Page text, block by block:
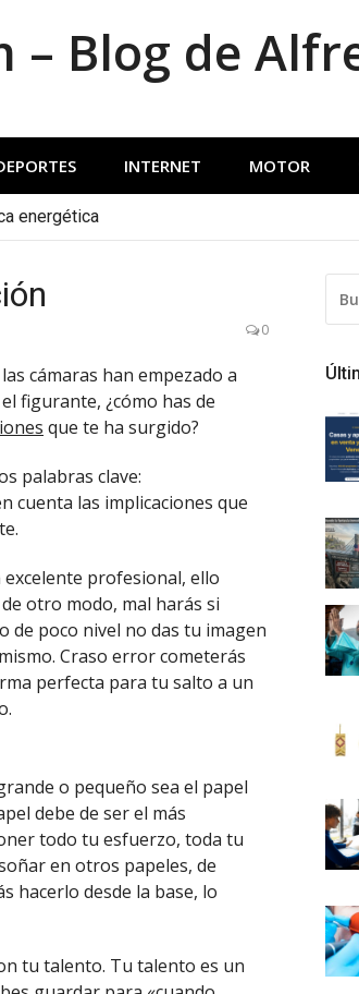
Blog de
INTERNET MOTOR
energética
0
cámaras han empezado a
figurante, ¿cómo has de
que te ha surgido?
palabras clave:
cuenta las implicaciones que
profesional, ello
otro modo, mal harás si
de poco nivel no das tu imagen
Craso error cometerás
perfecta para tu salto a un
o pequeño sea el papel
debe de ser el más
todo tu esfuerzo, toda tu
en otros papeles, de
hacerlo desde la base, lo
tu talento. Tu talento es un